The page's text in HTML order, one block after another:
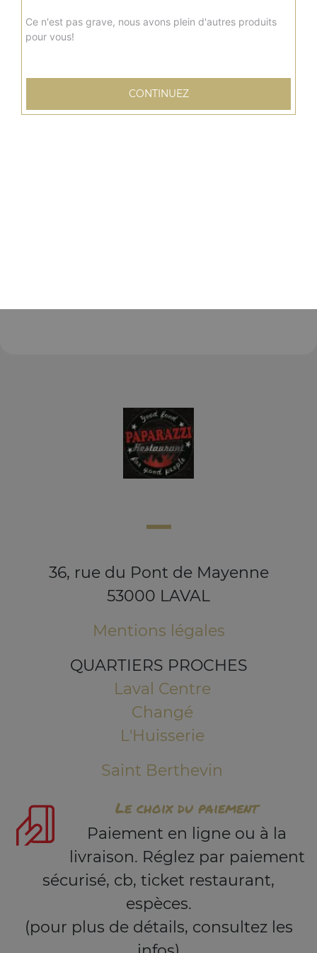
36, rue du Pont de Mayenne
53000 LAVAL
Mentions légales
QUARTIERS PROCHES
Laval Centre
Changé
L'Huisserie
Saint Berthevin
Le choix du paiement
Paiement en ligne ou à la
livraison. Réglez par paiement
sécurisé, cb, ticket restaurant,
espèces.
(pour plus de détails, consultez les
Ce n'est pas grave, nous avons plein d'autres produits
pour vous!
CONTINUEZ